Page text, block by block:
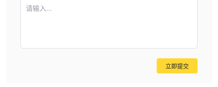
请输入...
立即提交